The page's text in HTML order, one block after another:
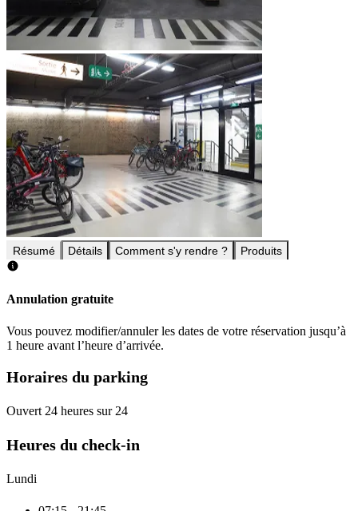
Résumé Détails Comment s'y rendre ? Produits
Annulation gratuite
Vous pouvez modifier/annuler les dates de votre réservation jusqu’à
1 heure avant l’heure d’arrivée.
Horaires du parking
Ouvert 24 heures sur 24
Heures du check-in
Lundi